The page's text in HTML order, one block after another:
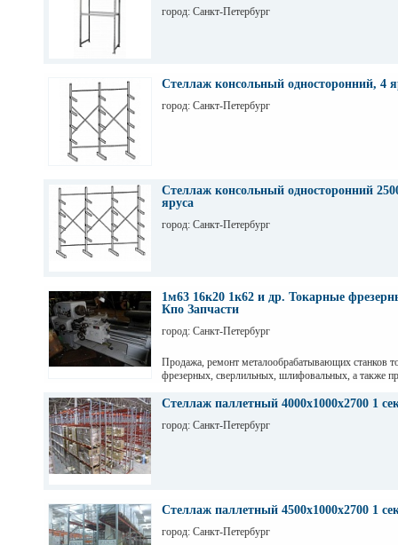
город: Санкт-Петербург
Стеллаж консольный односторонний, 4
город: Санкт-Петербург
Стеллаж консольный односторонний
яруса
город: Санкт-Петербург
1м63 16к20 1к62 и др. Токарные
Кпо Запчасти
город: Санкт-Петербург
Продажа, ремонт металообрабатывающих станков
фрезерных, сверлильных, шлифовальных, а также
оборудования. Торг. Выбор. Пусконаладка. Санкт-
Стеллаж паллетный 4000х1000х2700 1
город: Санкт-Петербург
Стеллаж паллетный 4500х1000х2700 1
город: Санкт-Петербург